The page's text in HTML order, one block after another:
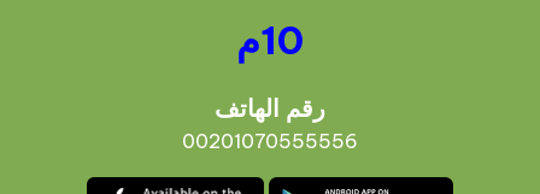
10م
رقم الهاتف
00201070555556